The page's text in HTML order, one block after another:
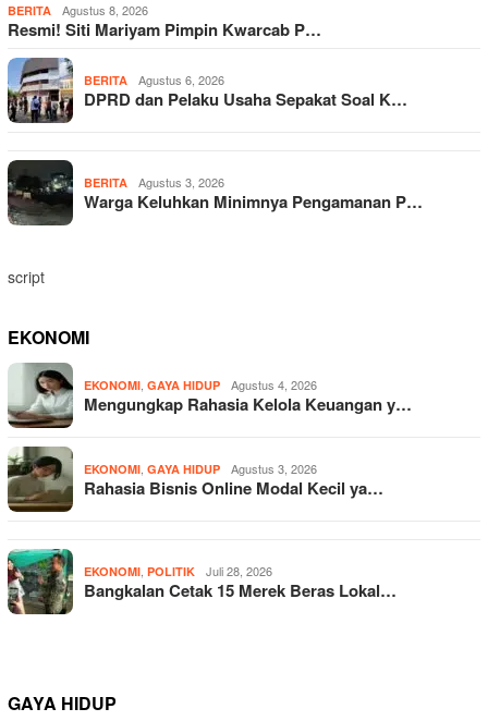
BERITA Agustus 8, 2026
Resmi! Siti Mariyam Pimpin Kwarcab P…
BERITA Agustus 6, 2026
DPRD dan Pelaku Usaha Sepakat Soal K…
BERITA Agustus 3, 2026
Warga Keluhkan Minimnya Pengamanan P…
script
EKONOMI
EKONOMI, GAYA HIDUP Agustus 4, 2026
Mengungkap Rahasia Kelola Keuangan y…
EKONOMI, GAYA HIDUP Agustus 3, 2026
Rahasia Bisnis Online Modal Kecil ya…
EKONOMI, POLITIK Juli 28, 2026
Bangkalan Cetak 15 Merek Beras Lokal…
GAYA HIDUP